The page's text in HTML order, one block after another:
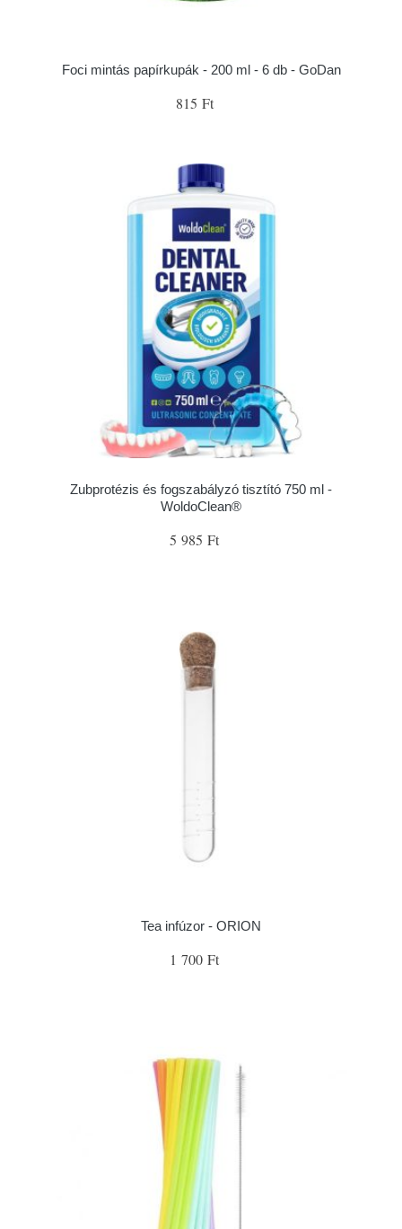
Foci mintás papírkupák - 200 ml - 6 db - GoDan
815 Ft
Zubprotézis és fogszabályzó tisztító 750 ml -
WoldoClean®
5 985 Ft
Tea infúzor - ORION
1 700 Ft